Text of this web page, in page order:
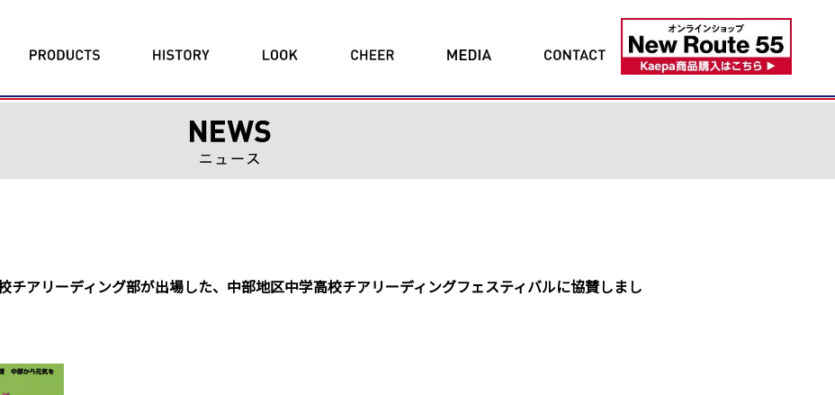
チアリーディング部が出場した、中部地区中学高校チアリーディングフェスティバルに協賛しまし